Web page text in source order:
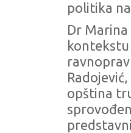
politika
Dr
opština